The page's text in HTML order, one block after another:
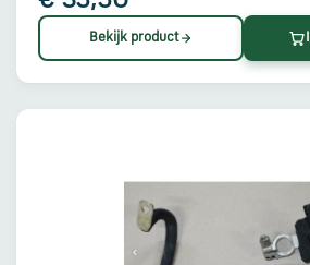
Bekijk product